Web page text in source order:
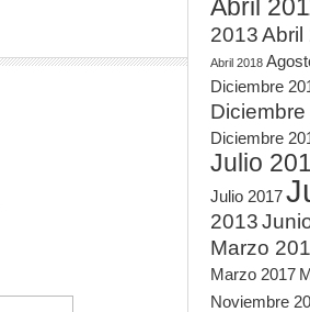
Abril
2013Abril
Abril 2018
Diciembre
Diciembre
Julio
Julio 2017
2013
Marzo
Marzo 2017
Noviembre